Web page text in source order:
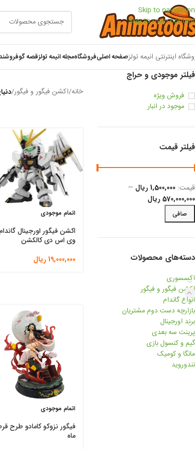
Skip to navigation
Skip to main content
اینترنتی انیمه تولزصفحه اصلیفروشگاهمجله انیمه تولزقصه گو
فیلتر موجودی و حراج
فروش ویژه
موجود در انبار
فیلتر قیمت
صافی
قيمت: 1,500,000 ریال —
570,000,000 ریال
دسته‌های محصولات
اکسسوری
اکشن فیگور و فیگور
انواع گاندام
بازارچه دست دوم مشتریان
برند اورجینال
پرینت سه بعدی
گیم و کنسول بازی
مانگا و کومیک
نندوروید
خانه/اکشن فیگور و فیگور/
اتمام موجودی
اکشن فیگور اورجینال
وی اس دی کالکشن
19,000,000 ریال
اتمام موجودی
فیگور نزوکو کامادو طرح
ماه